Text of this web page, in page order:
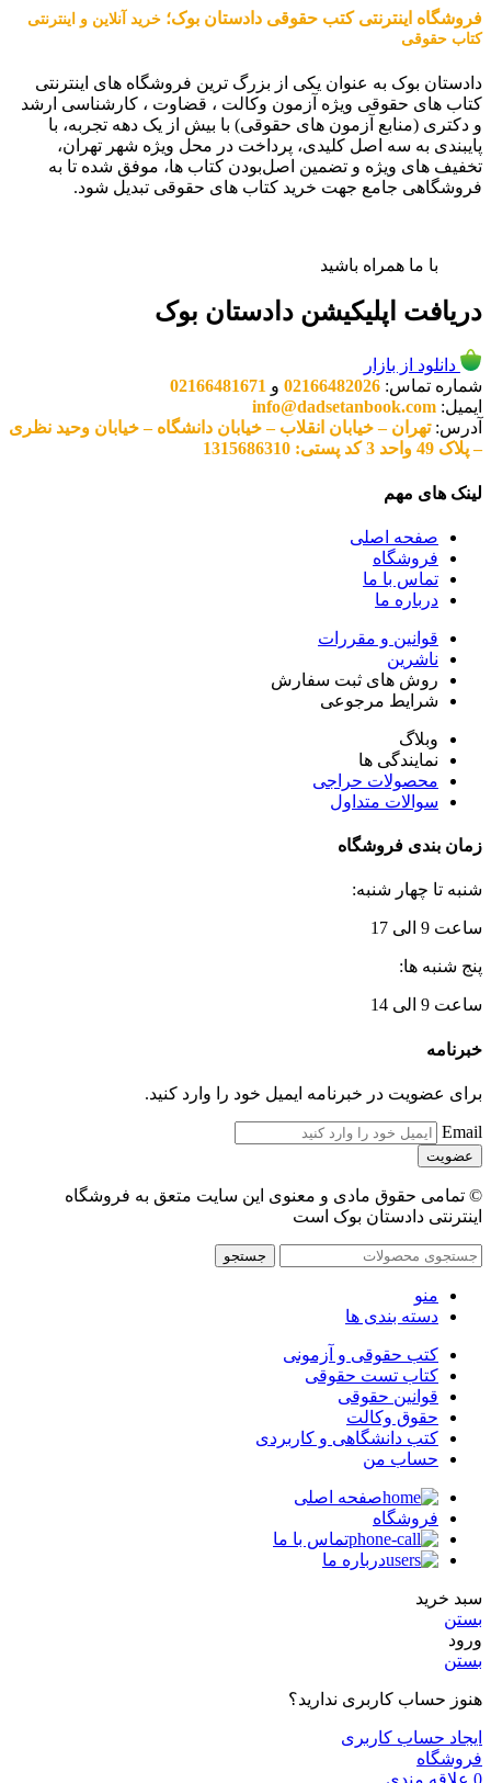
فروشگاه اینترنتی کتب حقوقی دادستان بوک؛ خرید آنلاین و اینترنتی
کتاب حقوقی
دادستان بوک به عنوان یکی از بزرگ ترین فروشگاه های اینترنتی
کتاب های حقوقی ویژه آزمون وکالت ، قضاوت ، کارشناسی ارشد
و دکتری (منابع آزمون های حقوقی) با بیش از یک دهه تجربه، با
پایبندی به سه اصل کلیدی، پرداخت در محل ویژه شهر تهران،
تخفیف های ویژه و تضمین اصل‌بودن کتاب ها، موفق شده تا به
فروشگاهی جامع جهت خرید کتاب های حقوقی تبدیل شود.
با ما همراه باشید
دریافت اپلیکیشن دادستان بوک
دانلود از بازار
شماره تماس: 02166482026 و 02166481671
ایمیل: info@dadsetanbook.com
آدرس:تهران – خیابان انقلاب – خیابان دانشگاه – خیابان وحید نظری
– پلاک 49 واحد 3 کد پستی: 1315686310
لینک های مهم
صفحه اصلی
فروشگاه
تماس با ما
درباره ما
قوانین و مقررات
ناشرین
روش های ثبت سفارش
شرایط مرجوعی
وبلاگ
نمایندگی ها
محصولات حراجی
سوالات متداول
زمان بندی فروشگاه
شنبه تا چهار شنبه:
ساعت 9 الی 17
پنج شنبه ها:
ساعت 9 الی 14
خبرنامه
برای عضویت در خبرنامه ایمیل خود را وارد کنید.
Email
© تمامی حقوق مادی و معنوی این سایت متعق به فروشگاه
اینترنتی دادستان بوک است
جستجو
منو
دسته بندی ها
کتب حقوقی و آزمونی
کتاب تست حقوقی
قوانین حقوقی
حقوق وکالت
کتب دانشگاهی و کاربردی
حساب من
صفحه اصلی
فروشگاه
تماس با ما
درباره ما
سبد خرید
بستن
ورود
بستن
هنوز حساب کاربری ندارید؟
ایجاد حساب کاربری
فروشگاه
0 علاقه مندی